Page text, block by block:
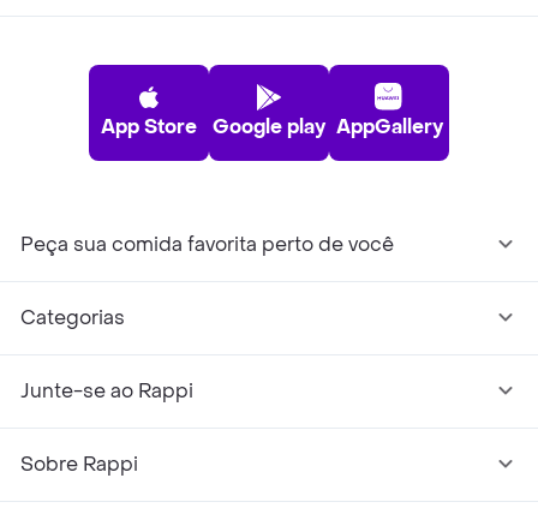
App Store Google play AppGallery
Peça sua comida favorita perto de você
Categorias
Junte-se ao Rappi
Sobre Rappi